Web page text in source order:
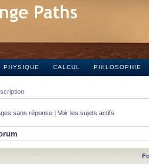
PHYSIQUE CALCUL PHILOSOPHIE
sans réponse | Voir les sujets actifs